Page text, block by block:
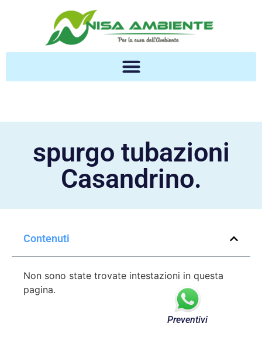
spurgo tubazioni
Casandrino.
Contenuti
Non sono state trovate intestazioni in questa
pagina.
Preventivi